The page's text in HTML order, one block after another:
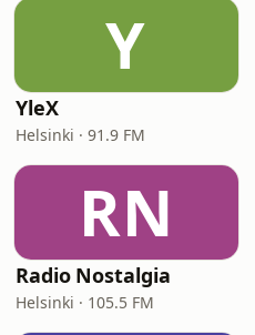
Y
YleX
Helsinki · 91.9 FM
RN
Radio Nostalgia
Helsinki · 105.5 FM